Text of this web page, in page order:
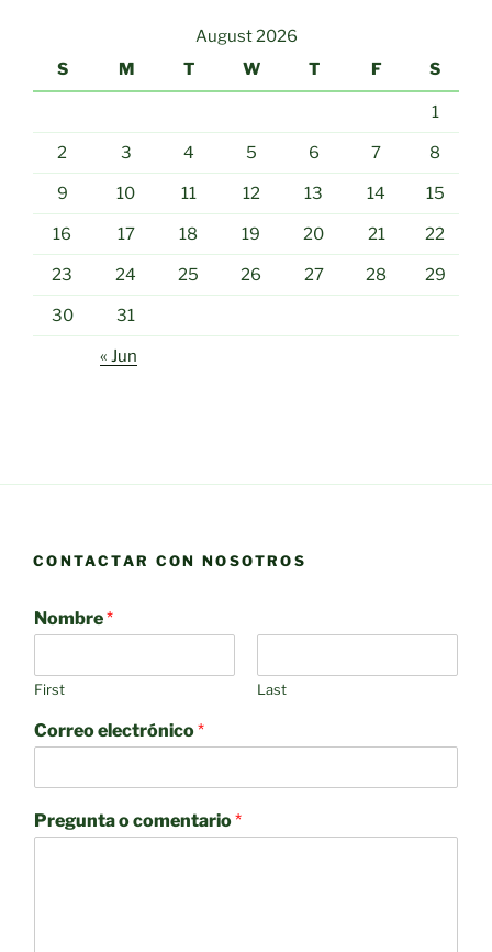
August 2026
S
M T W T F S
1
2 3 4 5 6 7 8
9 10 11 12 13 14 15
16 17 18 19 20 21 22
23 24 25 26 27 28 29
30 31
« Jun
CONTACTAR CON NOSOTROS
Nombre*
First Last
Correo electrónico*
Pregunta o comentario*